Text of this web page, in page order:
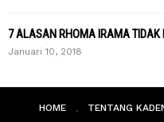
7 ALASAN RHOMA IRAMA TIDAK
Januari 10, 2018
HOME TENTANG